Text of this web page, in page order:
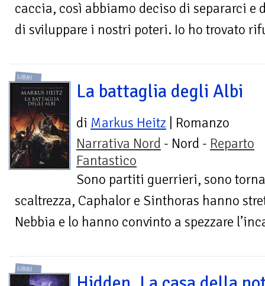
caccia, così abbiamo deciso di separarci e
di sviluppare i nostri poteri. Io ho trovato
LIBRI
La battaglia degli Albi
di Markus Heitz | Romanzo
Narrativa Nord - Nord - Reparto
Fantastico
Sono partiti guerrieri, sono
scaltrezza, Caphalor e Sinthoras hanno
Nebbia e lo hanno convinto a spezzare
LIBRI